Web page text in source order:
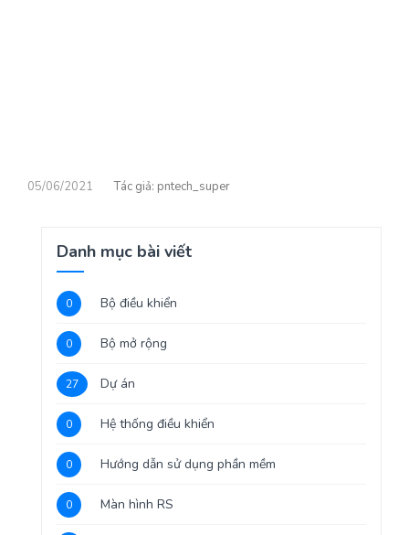
05/06/2021 pntech_super
Danh mục bài viết
0 Bộ điều khiển
0 Bộ mở rộng
27 Dự án
0 Hệ thống điều khiển
0 Hướng dẫn sử dụng phần mềm
0 Màn hình RS